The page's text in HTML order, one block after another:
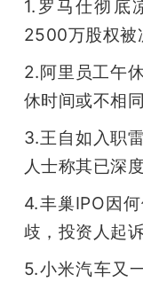
开
活
动
中
心
1.罗马仕彻底
2500万股权被
2.阿里员工午
休时间或不相同
3.王自如入职
人士称其已深
4.丰巢IPO因
歧，投资人起
5.小米汽车又